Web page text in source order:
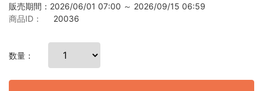
販売期間：2026/06/01 07:00 ～ 2026/09/15 06:59
商品ID：
20036
数量：